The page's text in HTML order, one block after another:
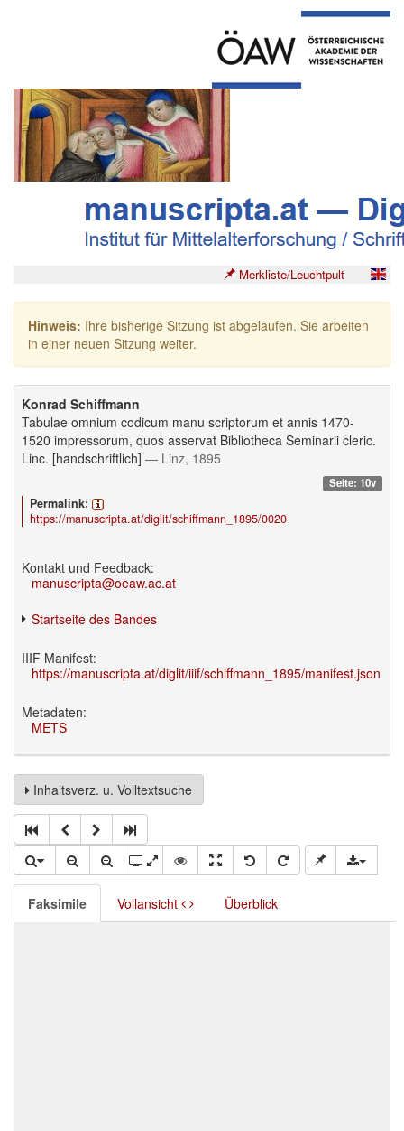
Merkliste/Leuchtpult
Hinweis: Ihre bisherige Sitzung ist abgelaufen. Sie arbeiten
in einer neuen Sitzung weiter.
Konrad Schiffmann
Tabulae omnium codicum manu scriptorum et annis 1470-
1520 impressorum, quos asservat Bibliotheca Seminarii cleric.
Linc. [handschriftlich] — Linz, 1895
Seite: 10v
Permalink:
https://manuscripta.at/diglit/schiffmann_1895/0020
Kontakt und Feedback:
manuscripta@oeaw.ac.at
Startseite des Bandes
IIIF Manifest:
https://manuscripta.at/diglit/iiif/schiffmann_1895/manifest.json
Metadaten:
METS
Inhaltsverz. u. Volltextsuche
Faksimile Vollansicht Überblick